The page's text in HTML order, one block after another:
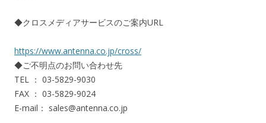
◆クロスメディアサービスのご案内URL
https://www.antenna.co.jp/cross/
◆ご不明点のお問い合わせ先
TEL ： 03-5829-9030
FAX ： 03-5829-9024
E-mail： sales@antenna.co.jp